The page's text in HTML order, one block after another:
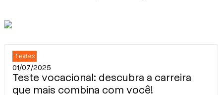
Testes
01/07/2025
Teste vocacional: descubra a carreira
que mais combina com você!